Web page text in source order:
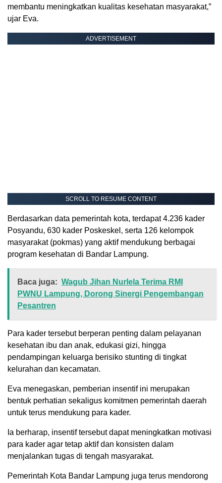
membantu meningkatkan kualitas kesehatan masyarakat,”
ujar Eva.
ADVERTISEMENT
SCROLL TO RESUME CONTENT
Berdasarkan data pemerintah kota, terdapat 4.236 kader
Posyandu, 630 kader Poskeskel, serta 126 kelompok
masyarakat (pokmas) yang aktif mendukung berbagai
program kesehatan di Bandar Lampung.
Baca juga: Wagub Jihan Nurlela Terima RMI
PWNU Lampung, Dorong Sinergi Pengembangan
Pesantren
Para kader tersebut berperan penting dalam pelayanan
kesehatan ibu dan anak, edukasi gizi, hingga
pendampingan keluarga berisiko stunting di tingkat
kelurahan dan kecamatan.
Eva menegaskan, pemberian insentif ini merupakan
bentuk perhatian sekaligus komitmen pemerintah daerah
untuk terus mendukung para kader.
Ia berharap, insentif tersebut dapat meningkatkan motivasi
para kader agar tetap aktif dan konsisten dalam
menjalankan tugas di tengah masyarakat.
Pemerintah Kota Bandar Lampung juga terus mendorong